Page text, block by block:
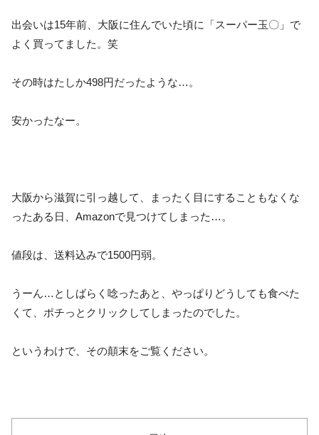
出会いは15年前、大阪に住んでいた頃に「スーパー玉〇」で
よく買ってました。笑
その時はたしか498円だったような…。
安かったなー。
大阪から滋賀に引っ越して、まったく目にすることもなくな
ったある日、Amazonで見つけてしまった…。
値段は、送料込みで1500円弱。
うーん…としばらく唸ったあと、やっぱりどうしても食べた
くて、ポチっとクリックしてしまったのでした。
というわけで、その顛末をご覧ください。